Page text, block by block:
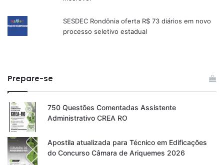
SESDEC Rondônia oferta R$ 73 diários em novo
processo seletivo estadual
Prepare-se
750 Questões Comentadas Assistente
Administrativo CREA RO
Apostila atualizada para Técnico em Edificações
do Concurso Câmara de Ariquemes 2026